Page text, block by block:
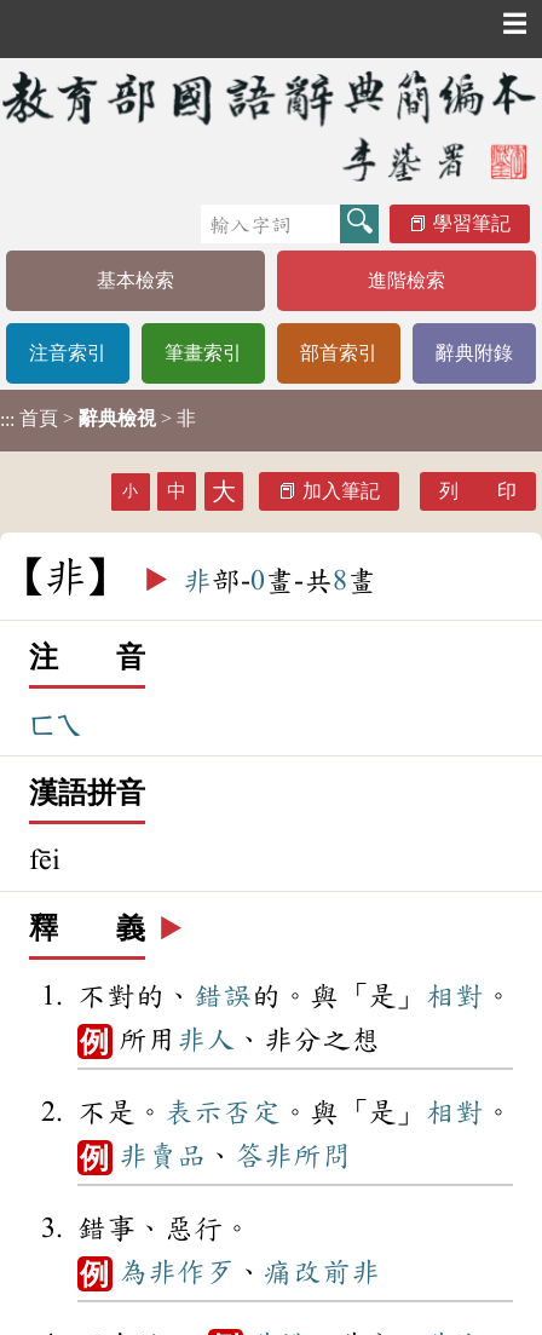
☰
學習筆記
基本檢索 進階檢索
注音索引 筆畫索引 部首索引 辭典附錄
::: 首頁 > 辭典檢視 > 非
小 中 大 加入筆記 列 印
非 ▶️ 非部-0畫-共8畫
注 音
ㄈㄟ
漢語拼音
fēi
釋 義 ▶️
不對的、 錯誤的。與「是」 相對 。
例 所用 非人 、非分之想
不是。 表示 否定 。與「是」 相對 。
例 非賣品 、 答非所問
錯事、惡行。
例 為非作歹 、 痛改前非